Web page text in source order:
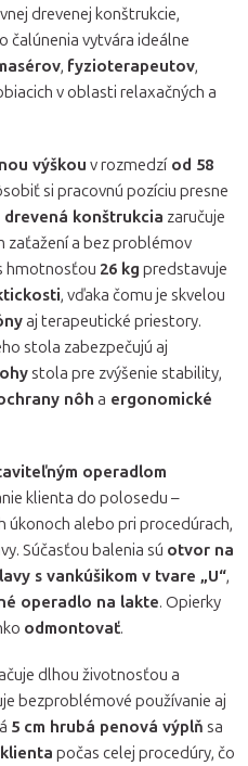
drevenej konštrukcie,
čalúnenia vytvára ideálne
, fyzioterapeutov,
v oblasti relaxačných a
výškou v rozmedzíod 58
si pracovnú pozíciu presne
drevená konštrukcia zaručuje
zaťažení a bez problémov
hmotnosťou 26 kg predstavuje
, vďaka čomu je skvelou
aj terapeutické priestory.
stola zabezpečujú aj
stola pre zvýšenie stability,
nôh a ergonomické
operadlom
klienta do polosedu –
úkonoch alebo pri procedúrach,
Súčasťou balenia sú otvor na
s vankúšikom v tvare „U“,
operadlo na lakte. Opierky
odmontovať.
dlhou životnosťou a
bezproblémové používanie aj
5 cm hrubá penová výplň sa
počas celej procedúry, čo